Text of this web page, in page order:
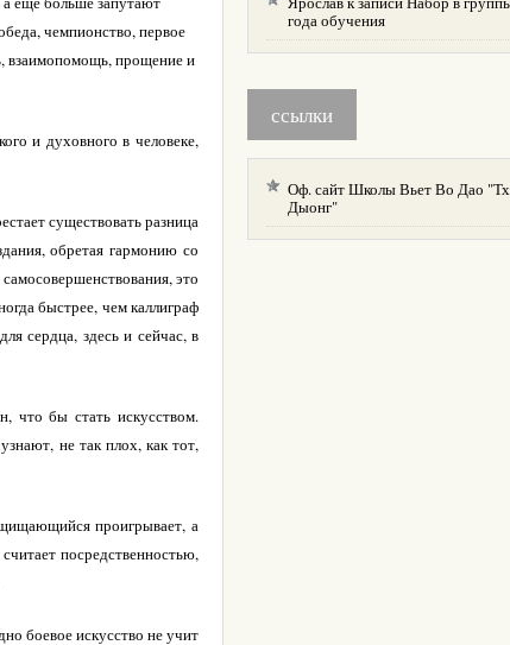
чемпионство, первое
взаимопомощь, прощение и
и духовного в человеке,
существовать разница
обретая гармонию со
это
быстрее, чем каллиграф
сердца, здесь и сейчас, в
что бы стать искусством.
не так плох, как тот,
проигрывает, а
посредственностью,
боевое искусство не учит
года обучения
ссылки
Оф. сайт Школы Вьет Во Дао
Дыонг"